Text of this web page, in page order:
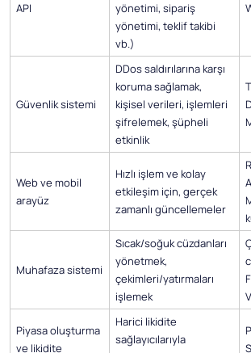
API
yönetimi, sipariş
yönetimi, teklif takibi
vb.)
Güvenlik sistemi
DDos saldırılarına karşı
koruma sağlamak,
kişisel verileri, işlemleri
şifrelemek, şüpheli
etkinlik
Web ve mobil
arayüz
Hızlı işlem ve kolay
etkileşim için, gerçek
zamanlı güncellemeler
Muhafaza sistemi
Sıcak/soğuk cüzdanları
yönetmek,
çekimleri/yatırmaları
işlemek
Piyasa oluşturma
ve likidite
Harici likidite
sağlayıcılarıyla